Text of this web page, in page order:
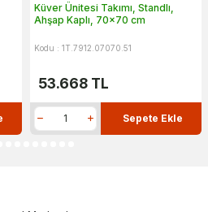
Küver Ünitesi Takımı, Standlı,
Ahşap Kaplı, 70x70 cm
Kodu : 1T.7912.07070.51
53.668 TL
Sepete Ekle